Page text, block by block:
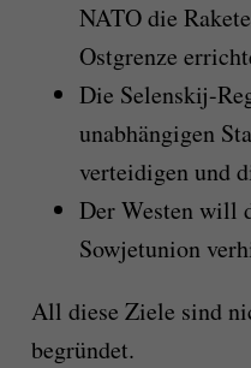
NATO die
Ostgrenze
Die Selenskij-
unabhängigen
verteidigen und
Der Westen will
Sowjetunion
All diese Ziele sind
begründet.